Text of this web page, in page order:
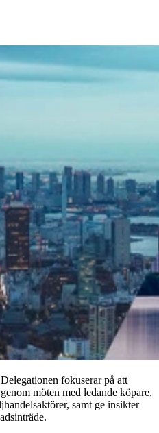
fokuserar på att
möten med ledande köpare,
samt ge insikter